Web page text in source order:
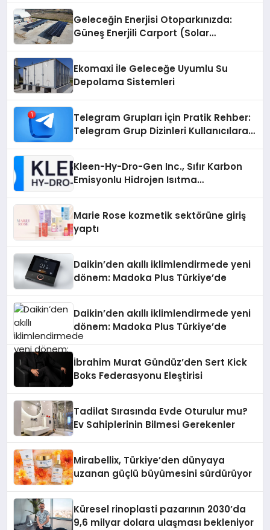
Geleceğin Enerjisi Otoparkınızda:
Güneş Enerjili Carport (Solar
Ekomaxi İle Geleceğe Uyumlu Su
Depolama Sistemleri
Telegram Grupları İçin Pratik Rehber:
Telegram Grup Dizinleri Kullanıcılara
Kleen-Hy-Dro-Gen Inc., Sıfır Karbon
Emisyonlu Hidrojen Isıtma
Marie Rose kozmetik sektörüne giriş
yaptı
Daikin’den akıllı iklimlendirmede yeni
dönem: Madoka Plus Türkiye’de
Daikin’den akıllı iklimlendirmede yeni
dönem: Madoka Plus Türkiye’de
İbrahim Murat Gündüz’den Sert Kick
Boks Federasyonu Eleştirisi
Tadilat Sırasında Evde Oturulur mu?
Ev Sahiplerinin Bilmesi Gerekenler
Mirabellix, Türkiye’den dünyaya
uzanan güçlü büyümesini sürdürüyor
Küresel rinoplasti pazarının 2030’da
9,6 milyar dolara ulaşması bekleniyor